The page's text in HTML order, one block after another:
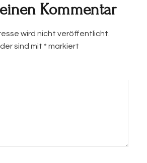
Kommentar
wird nicht veröffentlicht.
sind mit * markiert